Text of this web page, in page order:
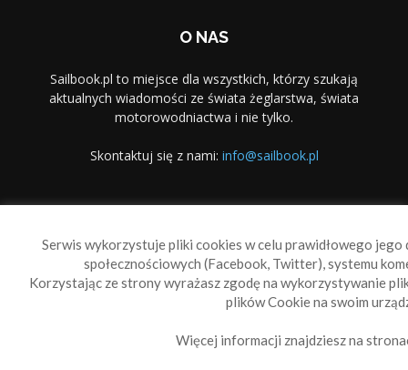
O NAS
Sailbook.pl to miejsce dla wszystkich, którzy szukają
aktualnych wiadomości ze świata żeglarstwa, świata
motorowodniactwa i nie tylko.
Skontaktuj się z nami: info@sailbook.pl
Reklama
Polityka prywatności
Serwis wykorzystuje pliki cookies w celu prawidłowego
społecznościowych (Facebook, Twitter), systemu
Korzystając ze strony wyrażasz zgodę na wykorzystywanie
plików Cookie na swoim
Więcej informacji znajdziesz na